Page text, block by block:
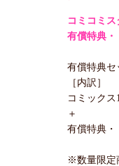
コミコミ
有償特典・
有償特典セ
［内訳］
コミックス
＋
有償特典・
※数量限定